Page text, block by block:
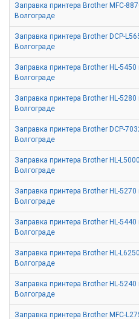
Заправка принтера Brother MFC-
Волгограде
Заправка принтера Brother DCP-
Волгограде
Заправка принтера Brother HL-5450
Волгограде
Заправка принтера Brother HL-5280
Волгограде
Заправка принтера Brother DCP-
Волгограде
Заправка принтера Brother HL-
Волгограде
Заправка принтера Brother HL-5270
Волгограде
Заправка принтера Brother HL-5440
Волгограде
Заправка принтера Brother HL-
Волгограде
Заправка принтера Brother HL-5240
Волгограде
Заправка принтера Brother MFC-